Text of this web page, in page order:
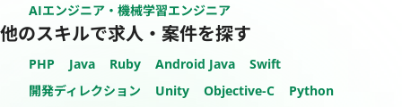
AIエンジニア・機械学習エンジニア
他のスキルで求人・案件を探す
PHP Java Ruby Android Java
Swift
開発ディレクション
Unity Objective-C Python